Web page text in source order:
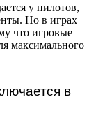
у пилотов,
Но в играх
что игровые
максимального
в